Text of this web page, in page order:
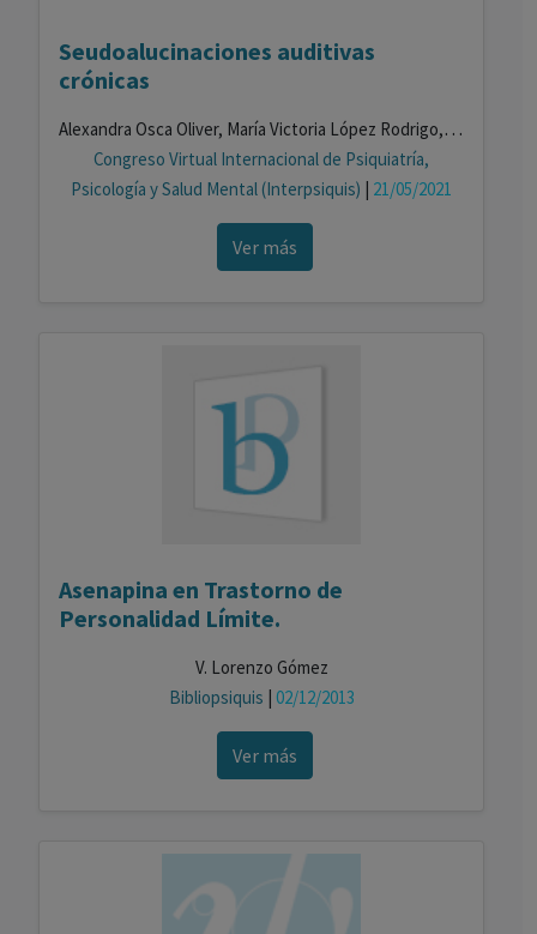
Seudoalucinaciones auditivas
crónicas
Alexandra Osca Oliver, María Victoria López Rodrigo, María Teresa Pérez Castellano, María Palomo Monge, María Fernanda Tascón Guerra
Congreso Virtual Internacional de Psiquiatría,
Psicología y Salud Mental (Interpsiquis) | 21/05/2021
Ver más
Asenapina en Trastorno de
Personalidad Límite.
V. Lorenzo Gómez
Bibliopsiquis | 02/12/2013
Ver más